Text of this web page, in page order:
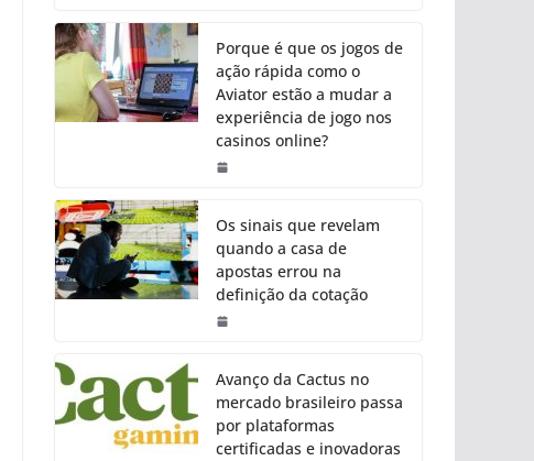
Porque é que os jogos de
ação rápida como o
Aviator estão a mudar a
experiência de jogo nos
casinos online?
Os sinais que revelam
quando a casa de
apostas errou na
definição da cotação
Avanço da Cactus no
mercado brasileiro passa
por plataformas
certificadas e inovadoras